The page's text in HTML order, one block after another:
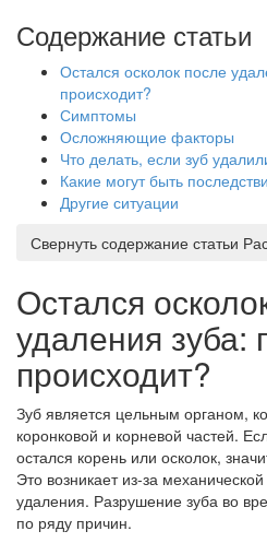
Содержание статьи
Остался осколок после
происходит?
Симптомы
Осложняющие факторы
Что делать, если зуб
Какие могут быть
Другие ситуации
Свернуть содержание статьи
Остался
удаления зуба:
происходит?
Зуб является цельным органом,
коронковой и корневой частей.
остался корень или осколок,
Это возникает из-за
удаления. Разрушение зуба во
по ряду причин.